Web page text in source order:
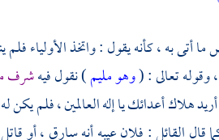
أتى به ، كأنه يقول : واتخذ الأولياء فلم
تعالى : (وهو مليم) نقول فيهشرف
هلاك أعدائك يا إله العالمين ، فلم يكن